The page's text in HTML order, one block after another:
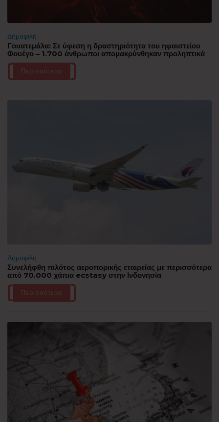
Δημοφιλή
Γουατεμάλα: Σε ύφεση η δραστηριότητα του ηφαιστείου
Φουέγο – 1.700 άνθρωποι απομακρύνθηκαν προληπτικά
Περισσότερα
Δημοφιλή
Συνελήφθη πιλότος αεροπορικής εταιρείας με περισσότερα
από 70.000 χάπια ecstasy στην Ινδονησία
Περισσότερα